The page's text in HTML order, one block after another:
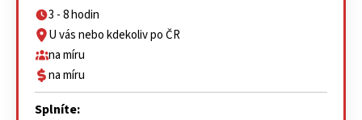
3 - 8 hodin
U vás nebo kdekoliv po ČR
na míru
na míru
Splníte: